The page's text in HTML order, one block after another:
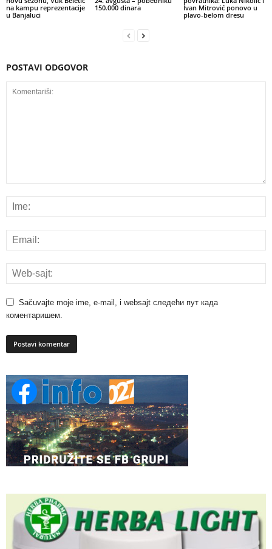
na kampu reprezentacije
u Banjaluci
150.000 dinara
Ivan Mitrović ponovo u
plavo-belom dresu
POSTAVI ODGOVOR
Sačuvajte moje ime, e-mail, i websajt следећи пут када
коментаришем.